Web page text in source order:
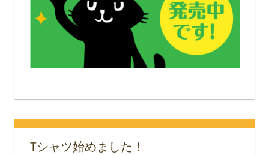
Tシャツ始めました！